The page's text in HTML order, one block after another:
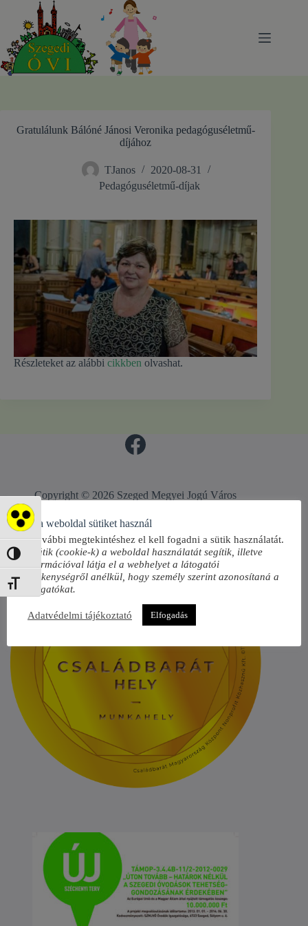
Akadálymentes mód
Nagy kontraszt váltása
Betűméret váltása
content
Gratulálunk Bálóné Jánosi Veronika pedagóguséletmű-
díjához
TJanos
2020-08-31
Pedagóguséletmű-díjak
Részleteket az alábbi cikkben olvashat.
Copyright © 2026 Szeged Megyei Jogú Város
CreativeThemes
Ez a weboldal sütiket használ
A további megtekintéshez el kell fogadni a sütik használatát.
A sütik (cookie-k) a weboldal használatát segítik, illetve
információval látja el a webhelyet a látogatói
tevékenységről anélkül, hogy személy szerint azonosítaná a
látogatókat.
Adatvédelmi tájékoztató Elfogadás